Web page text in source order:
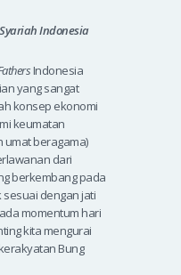
Indonesia
Indonesia
yang sangat
konsep ekonomi
keumatan
beragama)
dari
berkembang pada
dengan jati
momentum hari
kita mengurai
Bung